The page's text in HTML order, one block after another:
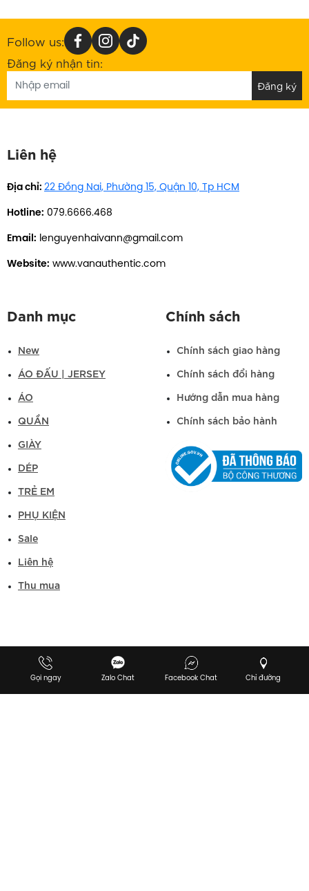
Follow us:
Đăng ký nhận tin:
Liên hệ
Địa chỉ: 22 Đồng Nai, Phường 15, Quận 10, Tp HCM
Hotline: 079.6666.468
Email: lenguyenhaivann@gmail.com
Website: www.vanauthentic.com
Danh mục
New
ÁO ĐẤU | JERSEY
ÁO
QUẦN
GIÀY
DÉP
TRẺ EM
PHỤ KIỆN
Sale
Liên hệ
Thu mua
Chính sách
Chính sách giao hàng
Chính sách đổi hàng
Hướng dẫn mua hàng
Chính sách bảo hành
Gọi ngay Zalo Chat Facebook Chat Chỉ đường